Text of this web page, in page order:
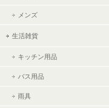
メンズ
生活雑貨
キッチン用品
バス用品
雨具